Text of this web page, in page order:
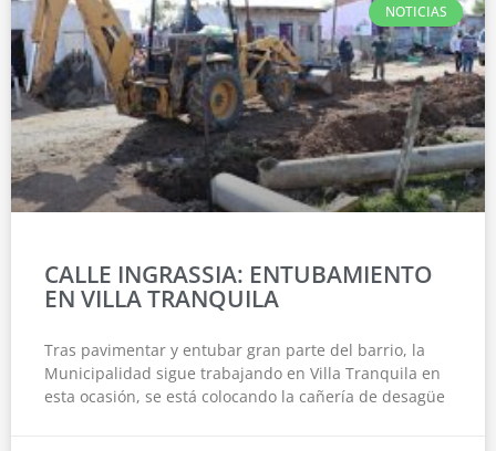
NOTICIAS
CALLE INGRASSIA: ENTUBAMIENTO
EN VILLA TRANQUILA
Tras pavimentar y entubar gran parte del barrio, la
Municipalidad sigue trabajando en Villa Tranquila en
esta ocasión, se está colocando la cañería de desagüe